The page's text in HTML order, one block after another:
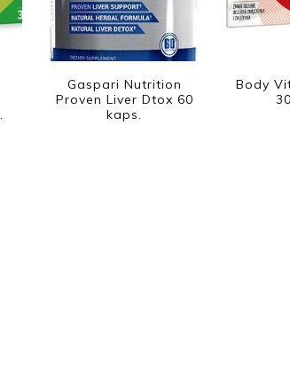
Gaspari Nutrition
Proven Liver Dtox 60
kaps.
Body